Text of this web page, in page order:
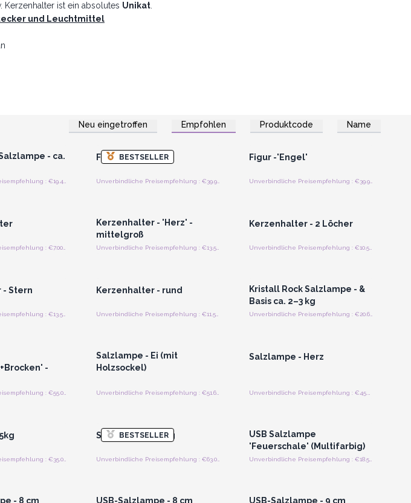
Kerzenhalter ist ein absolutes Unikat
und Leuchtmittel
Neu eingetroffen Empfohlen Produktcode Name
- ca.
BESTSELLER
Anmelden oder Registrieren
für Großhandelspreise
Figur - Schwan
Unverbindliche Preisempfehlung : €39.95/Piece
Anmelden oder Registrieren
für Großhandelspreise
Figur -'Engel'
Kerzenhalter - 'Herz' -
mittelgroß
Unverbindliche Preisempfehlung : €13.50/Stück
Kerzenhalter - 2 Löcher
- Stern Kerzenhalter - rund
Unverbindliche Preisempfehlung : €11.52/Stück
Kristall Rock Salzlampe - &
Basis ca. 2–3 kg
-
Salzlampe - Ei (mit
Holzsockel)
Unverbindliche Preisempfehlung : €51.60/Stück
Salzlampe - Herz
BESTSELLER
Salzlampe 8-10kg
Unverbindliche Preisempfehlung : €63.00/Stück
USB Salzlampe
'Feuerschale' (Multifarbig)
- 8 cm
USB-Salzlampe - 8 cm
USB-Salzlampe - 9 cm